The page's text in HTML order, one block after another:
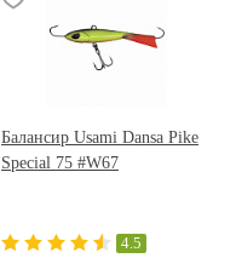
Балансир Usami Dansa Pike
Special 75 #W67
4.5